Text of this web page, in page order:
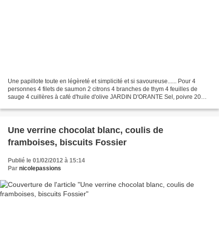
Une papillote toute en légèreté et simplicité et si savoureuse...... Pour 4
personnes 4 filets de saumon 2 citrons 4 branches de thym 4 feuilles de
sauge 4 cuillères à café d'huile d'olive JARDIN D'ORANTE Sel, poivre 20
Une verrine chocolat blanc, coulis de
framboises, biscuits Fossier
Publié le 01/02/2012 à 15:14
Par nicolepassions